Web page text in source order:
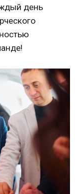
день